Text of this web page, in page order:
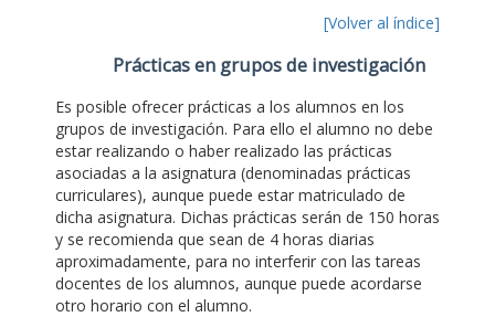
[Volver al índice]
Prácticas en grupos de investigación
Es posible ofrecer prácticas a los alumnos en los
grupos de investigación. Para ello el alumno no debe
estar realizando o haber realizado las prácticas
asociadas a la asignatura (denominadas prácticas
curriculares), aunque puede estar matriculado de
dicha asignatura. Dichas prácticas serán de 150 horas
y se recomienda que sean de 4 horas diarias
aproximadamente, para no interferir con las tareas
docentes de los alumnos, aunque puede acordarse
otro horario con el alumno.